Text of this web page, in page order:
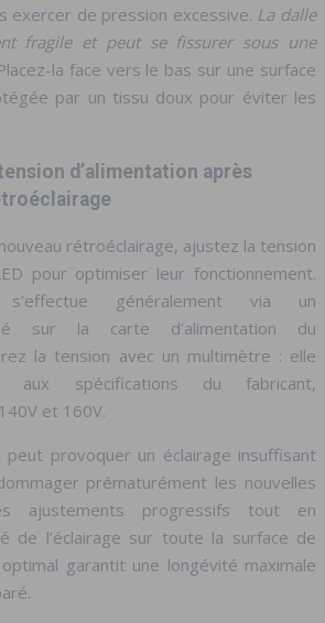
exercer de pression excessive. La dalle
fragile et peut se fissurer sous une
la face vers le bas sur une surface
par un tissu doux pour éviter les
d’alimentation après
rétroéclairage, ajustez la tension
pour optimiser leur fonctionnement.
généralement via un
sur la carte d’alimentation du
la tension avec un multimètre : elle
aux spécifications du fabricant,
et 160V.
peut provoquer un éclairage insuffisant
prématurément les nouvelles
ajustements progressifs tout en
de l’éclairage sur toute la surface de
optimal garantit une longévité maximale